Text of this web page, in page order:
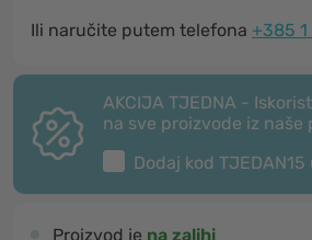
Ili naručite putem telefona +385
AKCIJA TJEDNA -
na sve proizvode iz naše
Dodaj kod TJEDAN15
Proizvod je na zalihi